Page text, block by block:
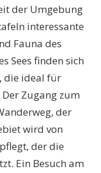
der Umgebung
interessante
Fauna des
Sees finden sich
die ideal für
Zugang zum
der
wird von
der die
Ein Besuch am